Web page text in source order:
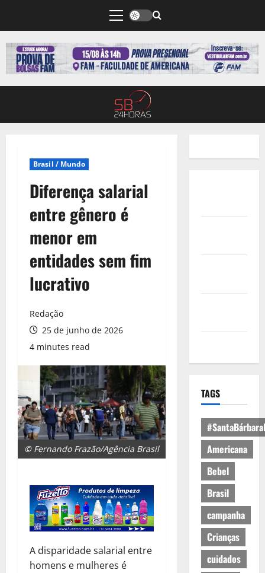
Brasil / Mundo
Diferença salarial
entre gênero é
menor em
entidades sem fim
lucrativo
Redação
25 de junho de 2026
4 minutes read
© Fernando Frazão/Agência Brasil
A disparidade salarial entre
homens e mulheres é
TAGS
Americana
Bebel
Brasil
campanha
Crianças
cuidados